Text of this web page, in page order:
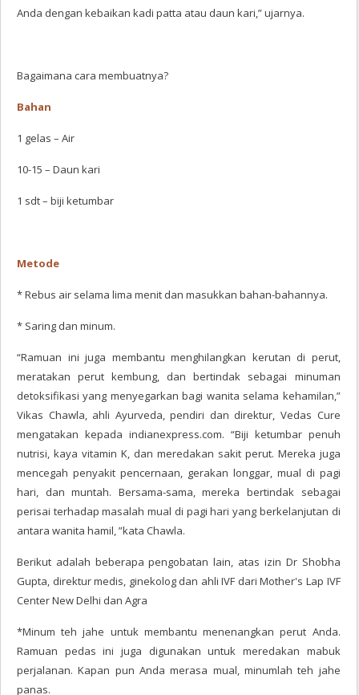
Anda dengan kebaikan kadi patta atau daun kari,” ujarnya.
Bagaimana cara membuatnya?
Bahan
1 gelas – Air
10-15 – Daun kari
1 sdt – biji ketumbar
Metode
* Rebus air selama lima menit dan masukkan bahan-bahannya.
* Saring dan minum.
“Ramuan ini juga membantu menghilangkan kerutan di perut,
meratakan perut kembung, dan bertindak sebagai minuman
detoksifikasi yang menyegarkan bagi wanita selama kehamilan,”
Vikas Chawla, ahli Ayurveda, pendiri dan direktur, Vedas Cure
mengatakan kepada indianexpress.com. “Biji ketumbar penuh
nutrisi, kaya vitamin K, dan meredakan sakit perut. Mereka juga
mencegah penyakit pencernaan, gerakan longgar, mual di pagi
hari, dan muntah. Bersama-sama, mereka bertindak sebagai
perisai terhadap masalah mual di pagi hari yang berkelanjutan di
antara wanita hamil, ”kata Chawla.
Berikut adalah beberapa pengobatan lain, atas izin Dr Shobha
Gupta, direktur medis, ginekolog dan ahli IVF dari Mother's Lap IVF
Center New Delhi dan Agra
*Minum teh jahe untuk membantu menenangkan perut Anda.
Ramuan pedas ini juga digunakan untuk meredakan mabuk
perjalanan. Kapan pun Anda merasa mual, minumlah teh jahe
panas.